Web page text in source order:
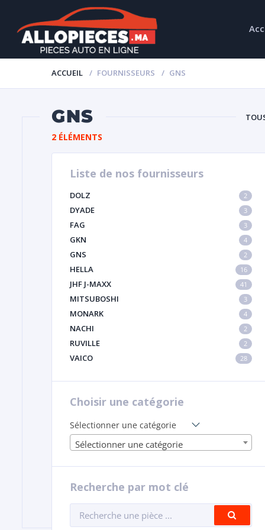
ACCUEIL FOURNISSEURS GNS
GNS
2 ÉLÉMENTS
Liste de nos fournisseurs
DOLZ 2
DYADE 3
FAG 3
GKN 4
GNS 2
HELLA 16
JHF J-MAXX 41
MITSUBOSHI 3
MONARK 4
NACHI 2
RUVILLE 2
VAICO 28
Choisir une catégorie
Sélectionner une catégorie
Sélectionner une catégorie
Recherche par mot clé